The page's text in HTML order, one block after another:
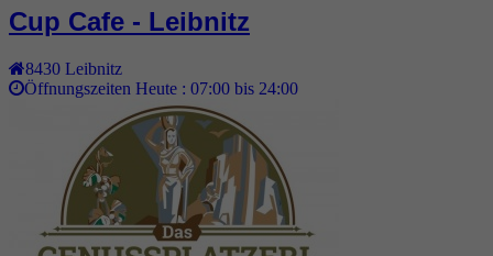
Cup Cafe - Leibnitz
8430 Leibnitz
Öffnungszeiten Heute : 07:00 bis 24:00